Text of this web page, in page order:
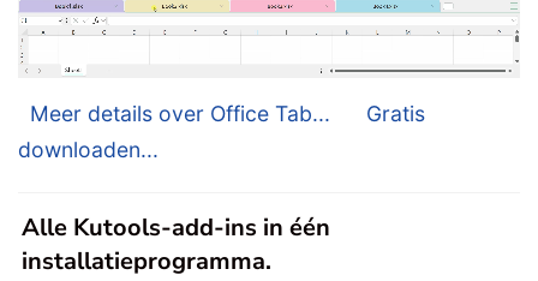
Meer details over Office Tab...
Gratis
downloaden...
Alle Kutools-add-ins in één
installatieprogramma.